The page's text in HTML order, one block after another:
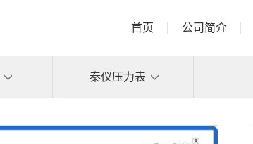
首页 公司简介
秦仪压力表